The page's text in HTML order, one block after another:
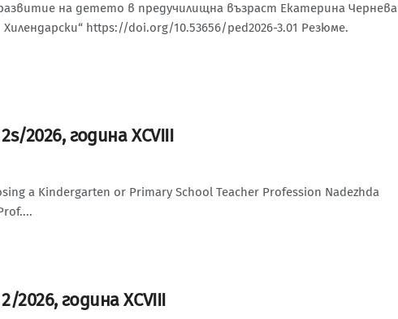
на детето в предучилищна възраст Екатерина Чернева
https://doi.org/10.53656/ped2026-3.01 Резюме.
Г. 2026, година XCVIII
a Kindergarten or Primary School Teacher Profession Nadezhda
Г.2026, година XCVIII